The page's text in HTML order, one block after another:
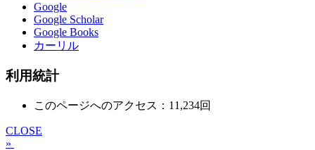
Google
Google Scholar
Google Books
カーリル
利用統計
このページへのアクセス：11,234回
CLOSE
»